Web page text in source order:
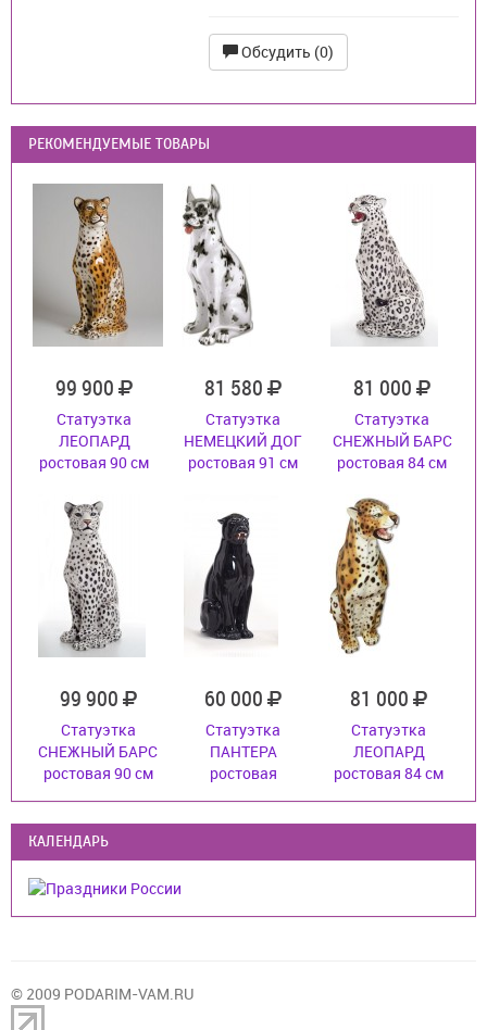
Обсудить (0)
РЕКОМЕНДУЕМЫЕ ТОВАРЫ
99 900
Статуэтка
ЛЕОПАРД
ростовая 90 см
81 580
Статуэтка
НЕМЕЦКИЙ ДОГ
ростовая 91 см
81 000
Статуэтка
СНЕЖНЫЙ БАРС
ростовая 84 см
99 900
Статуэтка
СНЕЖНЫЙ БАРС
ростовая 90 см
60 000
Статуэтка
ПАНТЕРА
ростовая
81 000
Статуэтка
ЛЕОПАРД
ростовая 84 см
КАЛЕНДАРЬ
© 2009 PODARIM-VAM.RU